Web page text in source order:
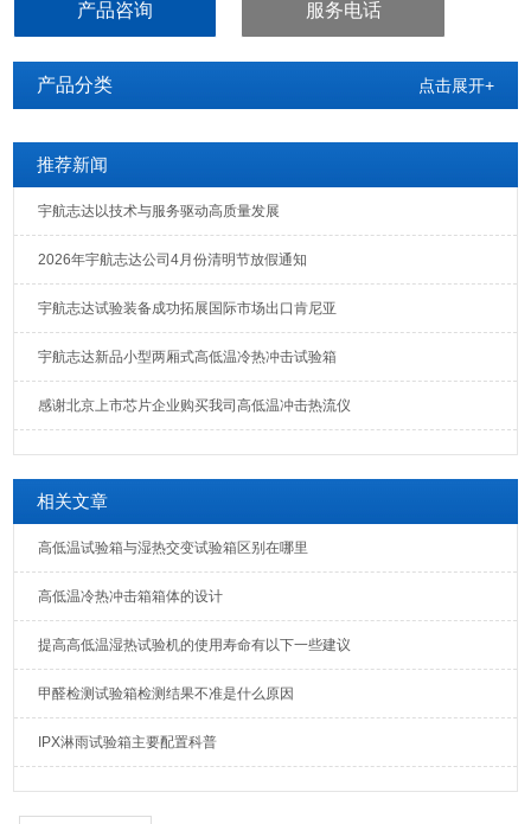
产品咨询 服务电话
产品分类 点击展开+
推荐新闻
宇航志达以技术与服务驱动高质量发展
2026年宇航志达公司4月份清明节放假通知
宇航志达试验装备成功拓展国际市场出口肯尼亚
宇航志达新品小型两厢式高低温冷热冲击试验箱
感谢北京上市芯片企业购买我司高低温冲击热流仪
相关文章
高低温试验箱与湿热交变试验箱区别在哪里
高低温冷热冲击箱箱体的设计
提高高低温湿热试验机的使用寿命有以下一些建议
甲醛检测试验箱检测结果不准是什么原因
IPX淋雨试验箱主要配置科普